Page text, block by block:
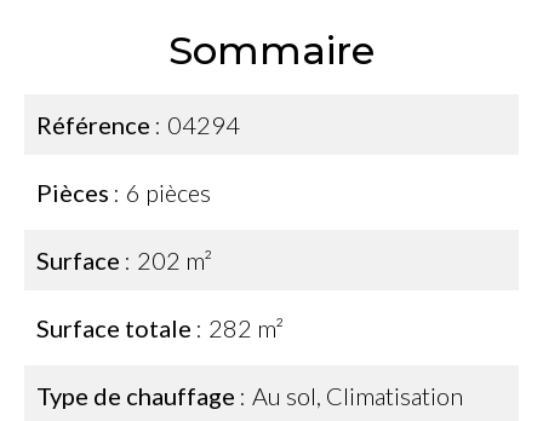
Sommaire
Référence 04294
Pièces 6 pièces
Surface 202 m²
Surface totale 282 m²
Type de chauffage Au sol, Climatisation